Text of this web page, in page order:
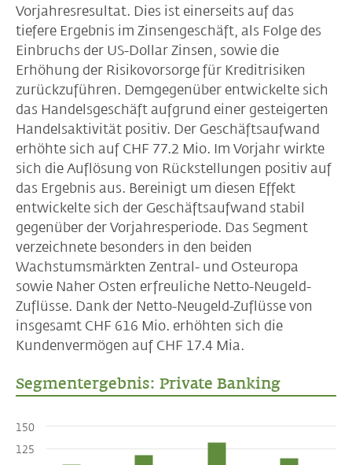
Vorjahresresultat. Dies ist einerseits auf das
tiefere Ergebnis im Zinsengeschäft, als Folge des
Einbruchs der US-Dollar Zinsen, sowie die
Erhöhung der Risikovorsorge für Kreditrisiken
zurückzuführen. Demgegenüber entwickelte sich
das Handelsgeschäft aufgrund einer gesteigerten
Handelsaktivität positiv. Der Geschäftsaufwand
erhöhte sich auf CHF 77.2 Mio. Im Vorjahr wirkte
sich die Auflösung von Rückstellungen positiv auf
das Ergebnis aus. Bereinigt um diesen Effekt
entwickelte sich der Geschäftsaufwand stabil
gegenüber der Vorjahresperiode. Das Segment
verzeichnete besonders in den beiden
Wachstumsmärkten Zentral- und Osteuropa
sowie Naher Osten erfreuliche Netto-Neugeld-
Zuflüsse. Dank der Netto-Neugeld-Zuflüsse von
insgesamt CHF 616 Mio. erhöhten sich die
Kundenvermögen auf CHF 17.4 Mia.
Segmentergebnis: Private Banking
125
150